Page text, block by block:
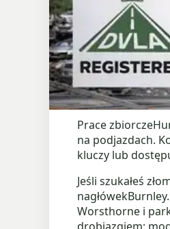
Prace
na podjazdach.
kluczy lub
Jeśli szukałeś
Worsthorne i